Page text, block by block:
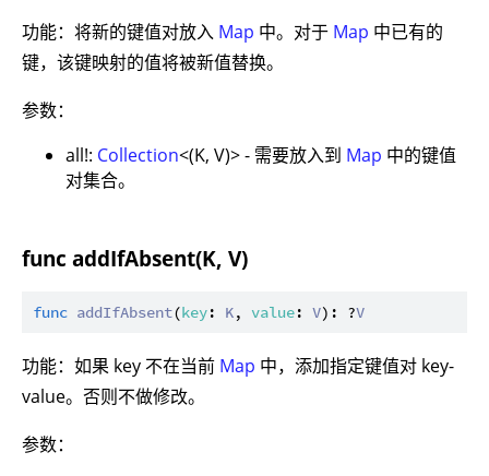
功能：将新的键值对放入 Map 中。对于 Map 中已有的
键，该键映射的值将被新值替换。
参数：
all!: Collection<(K, V)> - 需要放入到 Map 中的键值
对集合。
func addIfAbsent(K, V)
func addIfAbsent(key: K, value: V): ?V
功能：如果 key 不在当前 Map 中，添加指定键值对 key-
value。否则不做修改。
参数：